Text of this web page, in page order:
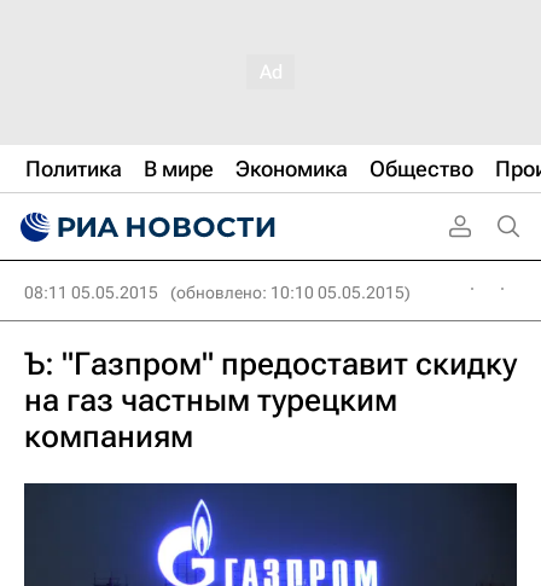
Политика В мире Экономика Общество
08:11 05.05.2015 (обновлено: 10:10 05.05.2015)
Ъ: "Газпром" предоставит скидку
на газ частным турецким
компаниям